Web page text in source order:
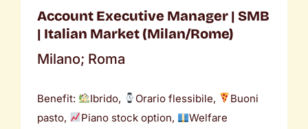
Account Executive Manager | SMB
| Italian Market (Milan/Rome)
Milano; Roma
Benefit: Ibrido, Orario flessibile,
Buoni
pasto,
Piano stock option,
Welfare